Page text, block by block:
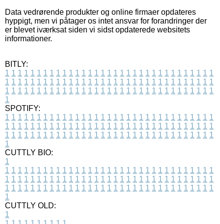
Data vedrørende produkter og online firmaer opdateres
hyppigt, men vi påtager os intet ansvar for forandringer der
er blevet iværksat siden vi sidst opdaterede websitets
informationer.
BITLY:
1 1 1 1 1 1 1 1 1 1 1 1 1 1 1 1 1 1 1 1 1 1 1 1 1 1 1 1 1 1 1 1 1
1 1 1 1 1 1 1 1 1 1 1 1 1 1 1 1 1 1 1 1 1 1 1 1 1 1 1 1 1 1 1 1 1
1 1 1 1 1 1 1 1 1 1 1 1 1 1 1 1 1 1 1 1 1 1 1 1 1 1 1 1 1 1 1 1 1
1
SPOTIFY:
1 1 1 1 1 1 1 1 1 1 1 1 1 1 1 1 1 1 1 1 1 1 1 1 1 1 1 1 1 1 1 1 1
1 1 1 1 1 1 1 1 1 1 1 1 1 1 1 1 1 1 1 1 1 1 1 1 1 1 1 1 1 1 1 1 1
1 1 1 1 1 1 1 1 1 1 1 1 1 1 1 1 1 1 1 1 1 1 1 1 1 1 1 1 1 1 1 1 1
1
CUTTLY BIO:
1
1 1 1 1 1 1 1 1 1 1 1 1 1 1 1 1 1 1 1 1 1 1 1 1 1 1 1 1 1 1 1 1 1
1 1 1 1 1 1 1 1 1 1 1 1 1 1 1 1 1 1 1 1 1 1 1 1 1 1 1 1 1 1 1 1 1
1 1 1 1 1 1 1 1 1 1 1 1 1 1 1 1 1 1 1 1 1 1 1 1 1 1 1 1 1 1 1 1 1
1
CUTTLY OLD:
1